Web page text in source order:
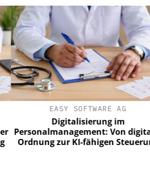
EASY SOFTWARE AG
Digitalisierung im
Personalmanagement: Von digitaler
Ordnung zur KI-fähigen Steuerung